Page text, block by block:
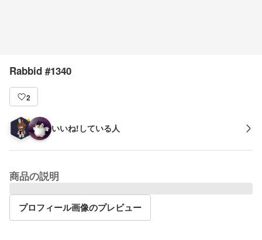
Rabbid #1340
2
いいね!している人
商品の説明
プロフィール画像のプレビュー